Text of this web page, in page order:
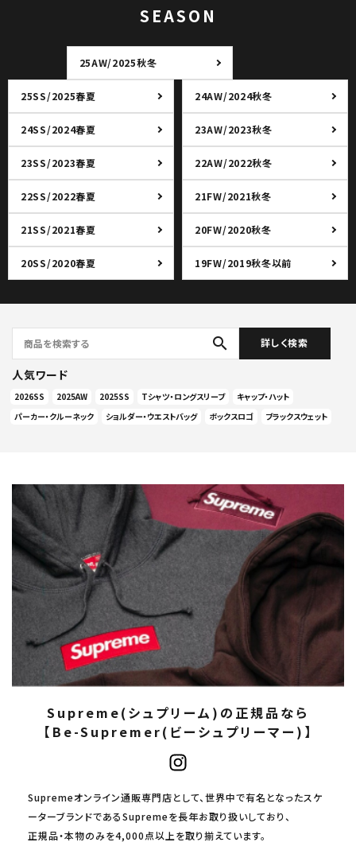
SEASON
25AW/2025秋冬
25SS/2025春夏 24AW/2024秋冬
24SS/2024春夏 23AW/2023秋冬
23SS/2023春夏 22AW/2022秋冬
22SS/2022春夏 21FW/2021秋冬
21SS/2021春夏 20FW/2020秋冬
20SS/2020春夏 19FW/2019秋冬以前
search 詳しく検索
人気ワード
2026SS 2025AW 2025SS Tシャツ・ロングスリーブ
キャップ・ハット
パーカー・クルーネック
ショルダー・ウエストバッグ ボックスロゴ ブラックスウェット
Supreme(シュプリーム)の正規品なら
【Be-Supremer(ビーシュプリーマー)】
Supremeオンライン通販専門店として、世界中で有名となったスケ
ーターブランドであるSupremeを長年お取り扱いしており、
正規品・本物のみを4,000点以上を取り揃えています。